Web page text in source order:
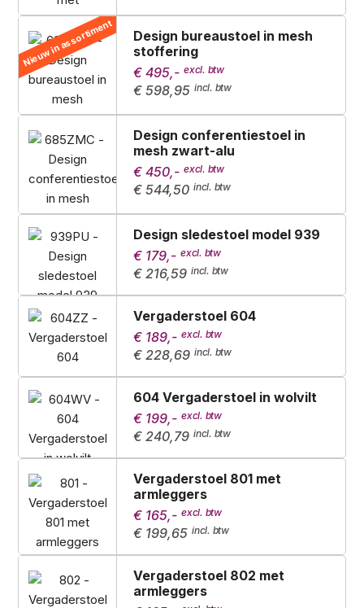
Nieuw in assortiment
Design bureaustoel in mesh
stoffering
€ 495,-
€ 598,95
Design conferentiestoel in
mesh zwart-alu
€ 450,-
€ 544,50
Design sledestoel model 939
€ 179,-
€ 216,59
Vergaderstoel 604
€ 189,-
€ 228,69
604 Vergaderstoel in wolvilt
€ 199,-
€ 240,79
Vergaderstoel 801 met
armleggers
€ 165,-
€ 199,65
Vergaderstoel 802 met
armleggers